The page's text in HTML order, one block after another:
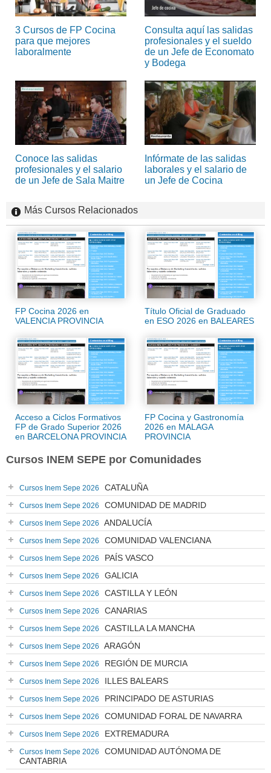
3 Cursos de FP Cocina
para que mejores
laboralmente
Consulta aquí las salidas
profesionales y el sueldo
de un Jefe de Economato
y Bodega
Conoce las salidas
profesionales y el salario
de un Jefe de Sala Maitre
Infórmate de las salidas
laborales y el salario de
un Jefe de Cocina
Más Cursos Relacionados
FP Cocina 2026 en
VALENCIA PROVINCIA
Título Oficial de Graduado
en ESO 2026 en BALEARES
Acceso a Ciclos Formativos
FP de Grado Superior 2026
en BARCELONA PROVINCIA
FP Cocina y Gastronomía
2026 en MALAGA
PROVINCIA
Cursos INEM SEPE por Comunidades
Cursos Inem Sepe 2026 CATALUÑA
Cursos Inem Sepe 2026 COMUNIDAD DE MADRID
Cursos Inem Sepe 2026 ANDALUCÍA
Cursos Inem Sepe 2026 COMUNIDAD VALENCIANA
Cursos Inem Sepe 2026 PAÍS VASCO
Cursos Inem Sepe 2026 GALICIA
Cursos Inem Sepe 2026 CASTILLA Y LEÓN
Cursos Inem Sepe 2026 CANARIAS
Cursos Inem Sepe 2026 CASTILLA LA MANCHA
Cursos Inem Sepe 2026 ARAGÓN
Cursos Inem Sepe 2026 REGIÓN DE MURCIA
Cursos Inem Sepe 2026 ILLES BALEARS
Cursos Inem Sepe 2026 PRINCIPADO DE ASTURIAS
Cursos Inem Sepe 2026 COMUNIDAD FORAL DE NAVARRA
Cursos Inem Sepe 2026 EXTREMADURA
Cursos Inem Sepe 2026
COMUNIDAD AUTÓNOMA DE
CANTABRIA